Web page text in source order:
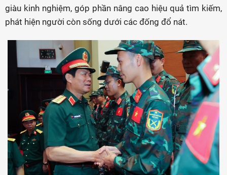
giàu kinh nghiệm, góp phần nâng cao hiệu quả tìm kiếm,
phát hiện người còn sống dưới các đống đổ nát.